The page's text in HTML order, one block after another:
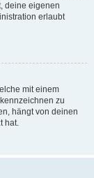
deine eigenen
erlaubt
mit einem
zu
hängt von deinen
hat.